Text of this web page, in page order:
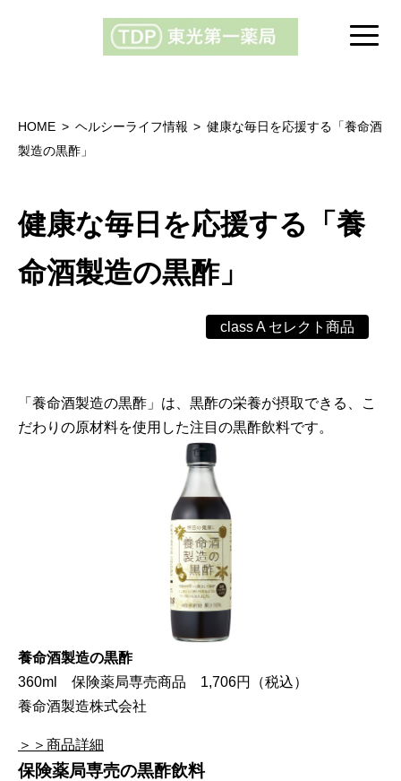
HOME ヘルシーライフ情報
健康な毎日を応援する「養命酒
製造の黒酢」
健康な毎日を応援する「養
命酒製造の黒酢」
class A セレクト商品
「養命酒製造の黒酢」は、黒酢の栄養が摂取できる、こ
だわりの原材料を使用した注目の黒酢飲料です。
養命酒製造の黒酢
360ml 保険薬局専売商品 1,706円（税込）
養命酒製造株式会社
＞＞商品詳細
保険薬局専売の黒酢飲料